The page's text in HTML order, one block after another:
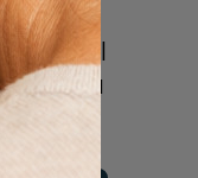
geheel
hulp na